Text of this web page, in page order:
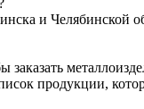
и Челябинской
продукции,